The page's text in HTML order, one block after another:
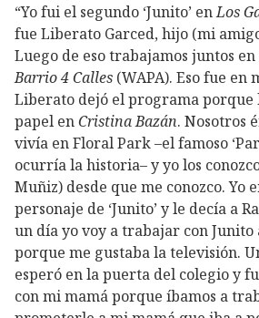
“Yo fui el segundo ‘Junito’ enLos
fue Liberato Garced, hijo (mi
Luego de eso trabajamos juntos
Barrio 4 Calles (WAPA). Eso fue en
Liberato dejó el programa
papel enCristina Bazán. Nosotros
vivía en Floral Park –el famoso
ocurría la historia– y yo los
Muñiz) desde que me conozco. Yo
personaje de ‘Junito’ y le decía a
un día yo voy a trabajar con
porque me gustaba la televisión.
esperó en la puerta del colegio y
con mi mamá porque íbamos a